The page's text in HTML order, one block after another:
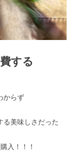
する
からず
美味しさだった
入！！！